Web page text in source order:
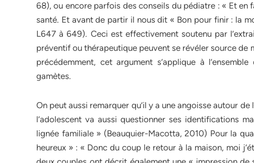
68), ou encore parfois des conseils du pédiatre : « Et en
santé. Et avant de partir il nous dit « Bon pour finir : la
L647 à 649). Ceci est effectivement soutenu par
préventif ou thérapeutique peuvent se révéler source
précédemment, cet argument s’applique à
gamètes.
On peut aussi remarquer qu’il y a une angoisse autour
l’adolescent va aussi questionner ses identifications
lignée familiale » (Beauquier-Macotta, 2010) Pour la
heureux » : « Donc du coup le retour à la maison, moi